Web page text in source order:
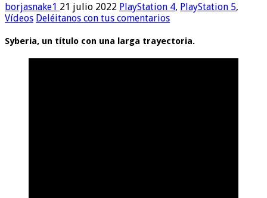
borjasnake1 21 julio 2022 PlayStation 4, PlayStation 5,
Vídeos Deléitanos con tus comentarios
Syberia, un título con una larga trayectoria.